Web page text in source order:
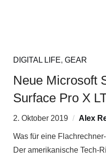
DIGITAL LIFE, GEAR
Neue Microsoft
Surface Pro X
2. Oktober 2019 Alex
Was für eine
Der amerikanische Tech-